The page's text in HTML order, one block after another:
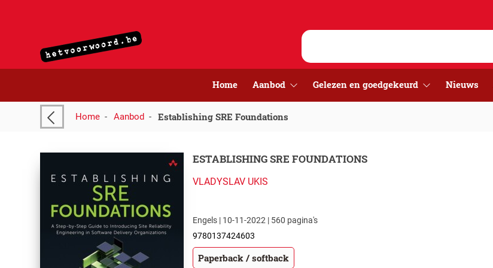
Home Aanbod Gelezen en goedgekeurd Nieuws
Home - Aanbod - Establishing SRE Foundations
ESTABLISHING SRE FOUNDATIONS
VLADYSLAV UKIS
Engels | 10-11-2022 | 560 pagina's
9780137424603
Paperback / softback